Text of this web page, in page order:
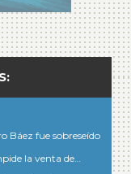
Báez fue sobreseído
la venta de…